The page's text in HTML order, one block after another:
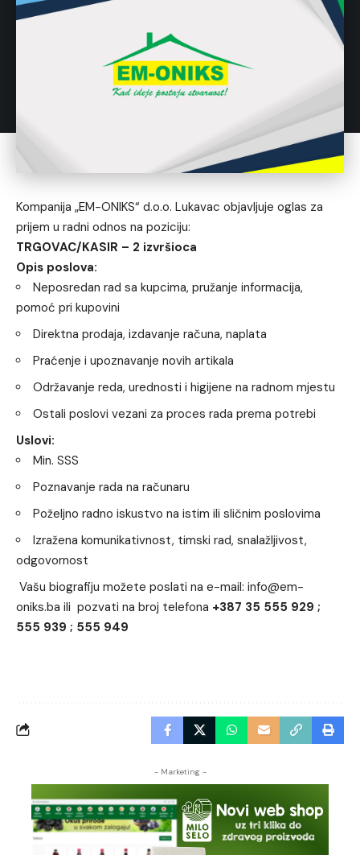
Kompanija „EM-ONIKS“ d.o.o. Lukavac objavljuje oglas za
prijem u radni odnos na poziciju:
TRGOVAC/KASIR – 2 izvršioca
Opis poslova:
Neposredan rad sa kupcima, pružanje informacija,
pomoć pri kupovini
Direktna prodaja, izdavanje računa, naplata
Praćenje i upoznavanje novih artikala
Održavanje reda, urednosti i higijene na radnom mjestu
Ostali poslovi vezani za proces rada prema potrebi
Uslovi:
Min. SSS
Poznavanje rada na računaru
Poželjno radno iskustvo na istim ili sličnim poslovima
Izražena komunikativnost, timski rad, snalažljivost,
odgovornost
Vašu biografiju možete poslati na e-mail: info@em-
oniks.ba ili pozvati na broj telefona +387 35 555 929 ;
555 939 ; 555 949
- Marketing -